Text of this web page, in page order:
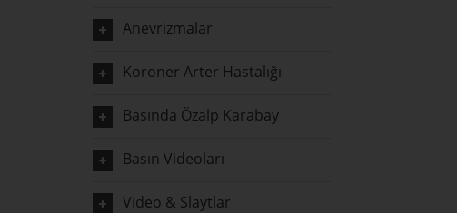
Anevrizmalar
Koroner Arter Hastalığı
Basında Özalp Karabay
Basın Videoları
Video & Slaytlar